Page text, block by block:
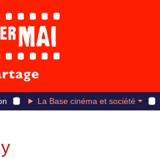
La Base cinéma et société